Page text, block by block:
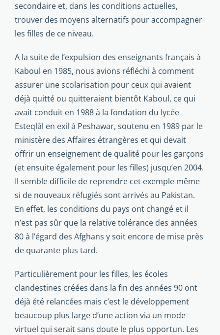
secondaire et, dans les conditions actuelles,
trouver des moyens alternatifs pour accompagner
les filles de ce niveau.
A la suite de l’expulsion des enseignants français à
Kaboul en 1985, nous avions réfléchi à comment
assurer une scolarisation pour ceux qui avaient
déjà quitté ou quitteraient bientôt Kaboul, ce qui
avait conduit en 1988 à la fondation du lycée
Esteqlâl en exil à Peshawar, soutenu en 1989 par le
ministère des Affaires étrangères et qui devait
offrir un enseignement de qualité pour les garçons
(et ensuite également pour les filles) jusqu’en 2004.
Il semble difficile de reprendre cet exemple même
si de nouveaux réfugiés sont arrivés au Pakistan.
En effet, les conditions du pays ont changé et il
n’est pas sûr que la relative tolérance des années
80 à l’égard des Afghans y soit encore de mise près
de quarante plus tard.
Particulièrement pour les filles, les écoles
clandestines créées dans la fin des années 90 ont
déjà été relancées mais c’est le développement
beaucoup plus large d’une action via un mode
virtuel qui serait sans doute le plus opportun. Les